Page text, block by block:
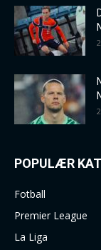
POPULÆR
Fotball
Premier League
La Liga